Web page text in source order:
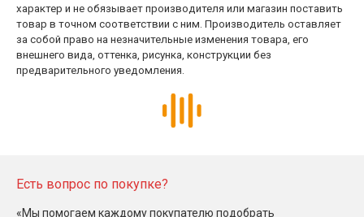
характер и не обязывает производителя или магазин поставить
товар в точном соответствии с ним. Производитель оставляет
за собой право на незначительные изменения товара, его
внешнего вида, оттенка, рисунка, конструкции без
предварительного уведомления.
Есть вопрос по покупке?
«Мы помогаем каждому покупателю подобрать